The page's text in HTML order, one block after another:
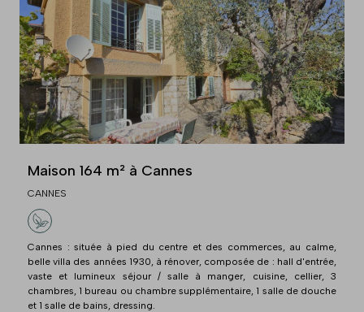
Maison 164 m² à Cannes
CANNES
Cannes : située à pied du centre et des commerces, au calme,
belle villa des années 1930, à rénover, composée de : hall d'entrée,
vaste et lumineux séjour / salle à manger, cuisine, cellier, 3
chambres, 1 bureau ou chambre supplémentaire, 1 salle de douche
et 1 salle de bains, dressing.